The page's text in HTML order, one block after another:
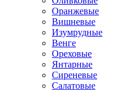
Оранжевые
Вишневые
Изумрудные
Венге
Ореховые
Янтарные
Сиреневые
Салатовые